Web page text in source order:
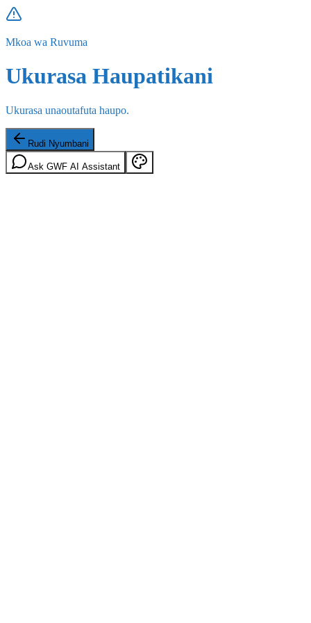
Mkoa wa Ruvuma
Ukurasa Haupatikani
Ukurasa unaoutafuta haupo.
Rudi Nyumbani
Ask GWF AI Assistant